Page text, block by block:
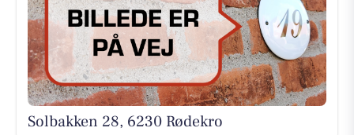
Solbakken 28, 6230 Rødekro